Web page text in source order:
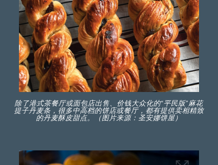
除了港式茶餐厅或面包店出售、价钱大众化的“平民版”麻花
提子丹麦条，很多中高档的饼店或餐厅，都有提供卖相精致
的丹麦酥皮甜点。（图片来源：圣安娜饼屋）